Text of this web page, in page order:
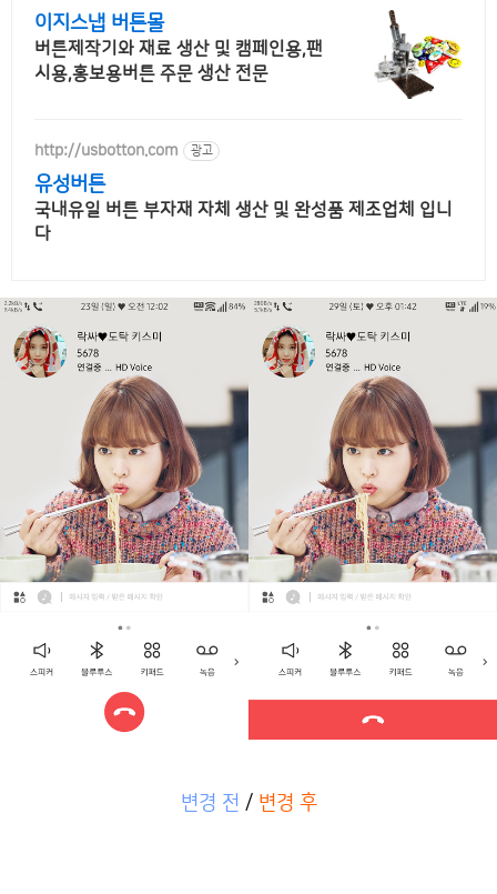
이지스냅 버튼몰
버튼제작기와 재료 생산 및 캠페인용,팬
시용,홍보용버튼 주문 생산 전문
http://usbotton.com 광고
유성버튼
국내유일 버튼 부자재 자체 생산 및 완성품 제조업체 입니
다
변경 전 / 변경 후